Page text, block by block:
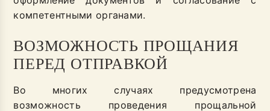
компетентными органами.
ВОЗМОЖНОСТЬ ПРОЩАНИЯ
ПЕРЕД ОТПРАВКОЙ
Во многих случаях предусмотрена
возможность проведения прощальной